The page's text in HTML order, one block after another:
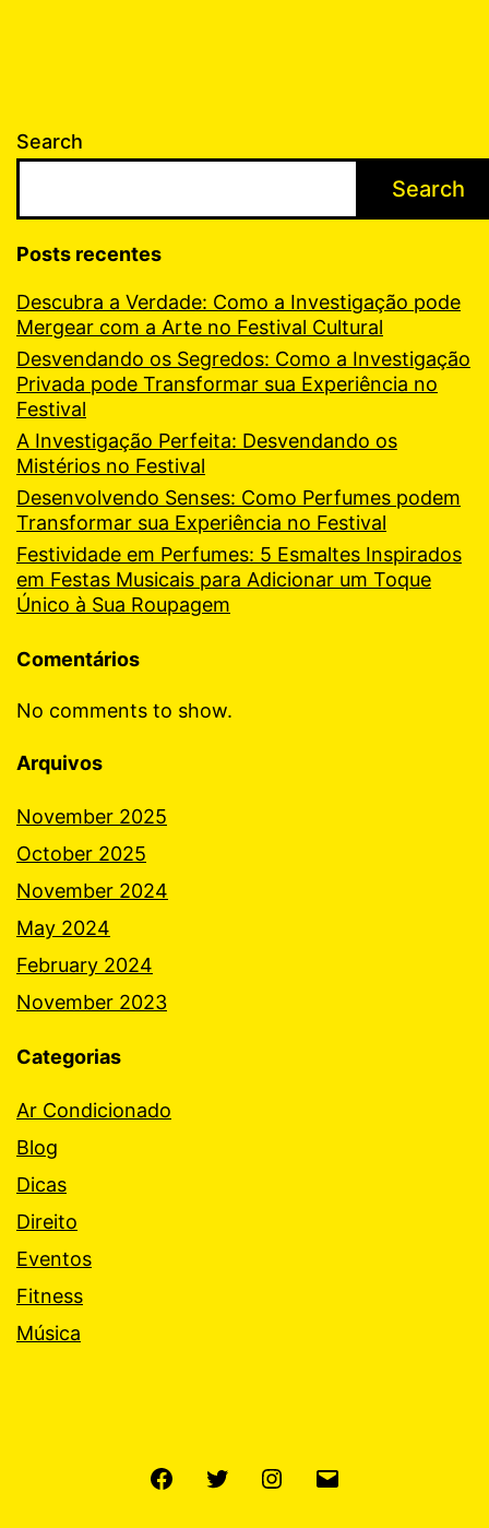
Search
Search
Posts recentes
Descubra a Verdade: Como a Investigação pode
Mergear com a Arte no Festival Cultural
Desvendando os Segredos: Como a Investigação
Privada pode Transformar sua Experiência no
Festival
A Investigação Perfeita: Desvendando os
Mistérios no Festival
Desenvolvendo Senses: Como Perfumes podem
Transformar sua Experiência no Festival
Festividade em Perfumes: 5 Esmaltes Inspirados
em Festas Musicais para Adicionar um Toque
Único à Sua Roupagem
Comentários
No comments to show.
Arquivos
November 2025
October 2025
November 2024
May 2024
February 2024
November 2023
Categorias
Ar Condicionado
Blog
Dicas
Direito
Eventos
Fitness
Música
FacebookTwitter Instagram